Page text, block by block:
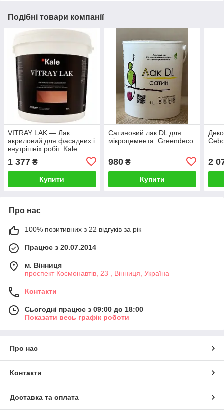
Подібні товари компанії
VITRAY LAK — Лак
акриловий для фасадних і
внутрішніх робіт. Kale
1 377 ₴
Купити
Сатиновий лак DL для
мікроцемента. Greendeco
980₴
Купити
2
Про нас
100% позитивних з 22 відгуків за рік
Працює з 20.07.2014
м. Вінниця
проспект Космонавтів, 23 , Вінниця, Україна
Контакти
Сьогодні працює з 09:00 до 18:00
Показати весь графік роботи
Про нас
Контакти
Доставка та оплата